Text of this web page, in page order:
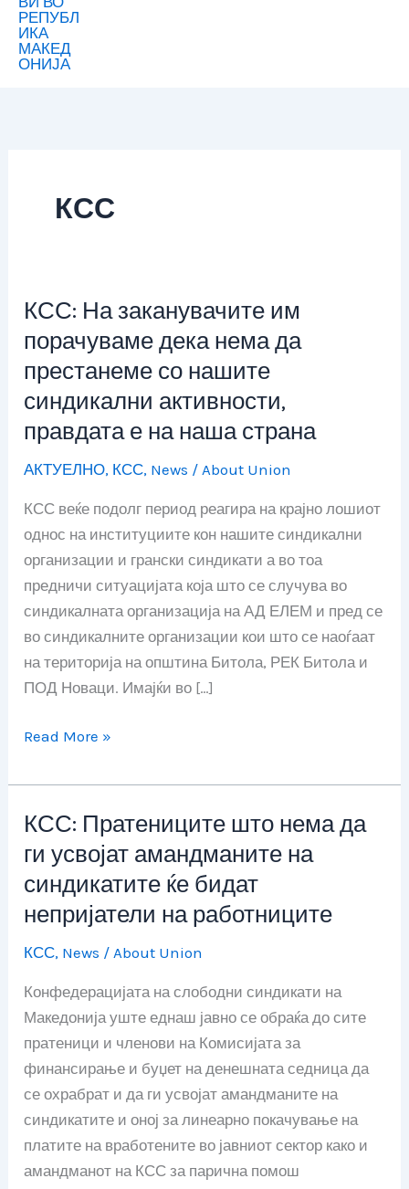
КСС
КСС: На заканувачите им
порачуваме дека нема да
престанеме со нашите
синдикални активности,
правдата е на наша страна
АКТУЕЛНО, КСС, News / About Union
КСС веќе подолг период реагира на крајно лошиот
однос на институциите кон нашите синдикални
организации и грански синдикати а во тоа
предничи ситуацијата која што се случува во
синдикалната организација на АД ЕЛЕМ и пред се
во синдикалните организации кои што се наоѓаат
на територија на општина Битола, РЕК Битола и
ПОД Новаци. Имајќи во […]
КСС:
На
заканувачите
им
порачуваме
дека
нема
престанеме
со
нашите
синдикални
активности,
правдата
е
на
страна
Read More »
КСС: Пратениците што нема да
ги усвојат амандманите на
синдикатите ќе бидат
непријатели на работниците
КСС, News / About Union
Конфедерацијата на слободни синдикати на
Македонија уште еднаш јавно се обраќа до сите
пратеници и членови на Комисијата за
финансирање и буџет на денешната седница да
се охрабрат и да ги усвојат амандманите на
синдикатите и оној за линеарно покачување на
платите на вработените во јавниот сектор како и
амандманот на КСС за парична помош
КСС:
Пратениците
што
нема
да
ги
амандманите
на
синдикатите
ќе
бидат
непријатели
на
работниците